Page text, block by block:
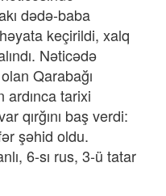
dədə-baba
keçirildi, xalq
Nəticədə
Qarabağı
tarixi
qırğını baş verdi:
şəhid oldu.
6-sı rus, 3-ü tatar